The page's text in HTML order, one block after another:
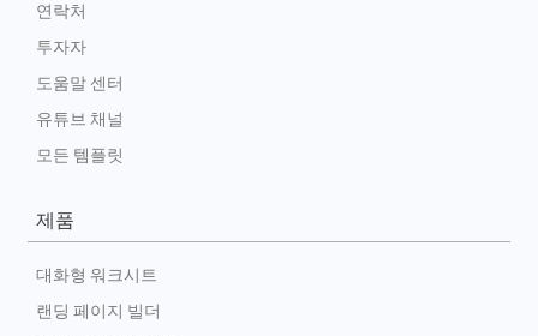
연락처
투자자
도움말 센터
유튜브 채널
모든 템플릿
제품
대화형 워크시트
랜딩 페이지 빌더